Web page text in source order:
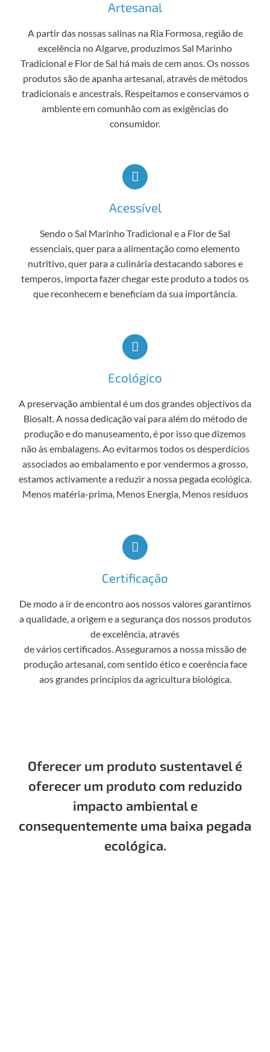
Artesanal
A partir das nossas salinas na Ria Formosa, região de
excelência no Algarve, produzimos Sal Marinho
Tradicional e Flor de Sal há mais de cem anos. Os nossos
produtos são de apanha artesanal, através de métodos
tradicionais e ancestrais. Respeitamos e conservamos o
ambiente em comunhão com as exigências do
consumidor.
Acessível
Sendo o Sal Marinho Tradicional e a Flor de Sal
essenciais, quer para a alimentação como elemento
nutritivo, quer para a culinária destacando sabores e
temperos, importa fazer chegar este produto a todos os
que reconhecem e beneficiam da sua importância.
Ecológico
A preservação ambiental é um dos grandes objectivos da
Biosalt. A nossa dedicação vai para além do método de
produção e do manuseamento, é por isso que dizemos
não às embalagens. Ao evitarmos todos os desperdícios
associados ao embalamento e por vendermos a grosso,
estamos activamente a reduzir a nossa pegada ecológica.
Menos matéria-prima, Menos Energia, Menos resíduos
Certificação
De modo a ir de encontro aos nossos valores garantimos
a qualidade, a origem e a segurança dos nossos produtos
de excelência, através
de vários certificados. Asseguramos a nossa missão de
produção artesanal, com sentido ético e coerência face
aos grandes princípios da agricultura biológica.
Oferecer um produto sustentavel é
oferecer um produto com reduzido
impacto ambiental e
consequentemente uma baixa pegada
ecológica.